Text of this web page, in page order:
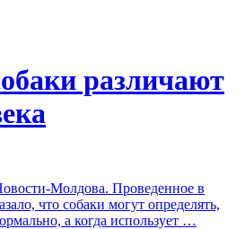
различают
Молдова. Проведенное в
что собаки могут определять,
а когда использует …